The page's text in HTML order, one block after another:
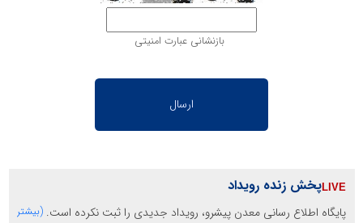
بازنشانی عبارت امنیتی
پخش زنده رویداد
پایگاه اطلاع رسانی معدن پیشرو، رویداد جدیدی را ثبت نکرده است. (بیشتر